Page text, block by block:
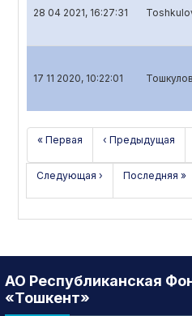
28 04 2021, 16:27:31
17 11 2020, 10:22:01
« Первая ‹ Предыдущая
Следующая › Последняя »
АО Республиканская
«Тошкент»